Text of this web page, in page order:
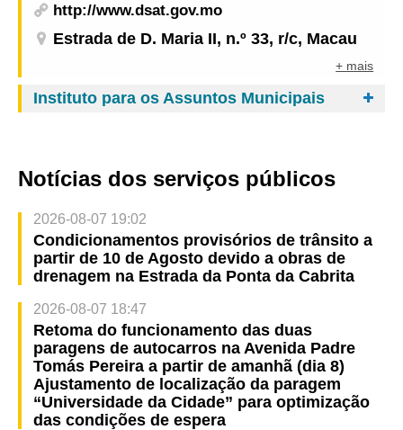
http://www.dsat.gov.mo
Estrada de D. Maria II, n.º 33, r/c, Macau
+ mais
Instituto para os Assuntos Municipais
Notícias dos serviços públicos
2026-08-07 19:02
Condicionamentos provisórios de trânsito a
partir de 10 de Agosto devido a obras de
drenagem na Estrada da Ponta da Cabrita
2026-08-07 18:47
Retoma do funcionamento das duas
paragens de autocarros na Avenida Padre
Tomás Pereira a partir de amanhã (dia 8)
Ajustamento de localização da paragem
“Universidade da Cidade” para optimização
das condições de espera